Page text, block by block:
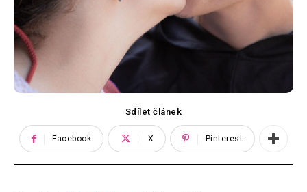
Sdílet článek
Facebook X Pinterest